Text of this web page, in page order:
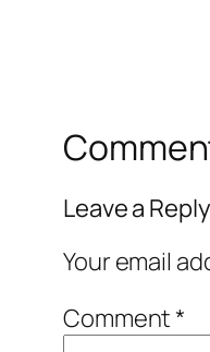
Leave a Reply
Your email
Comment*